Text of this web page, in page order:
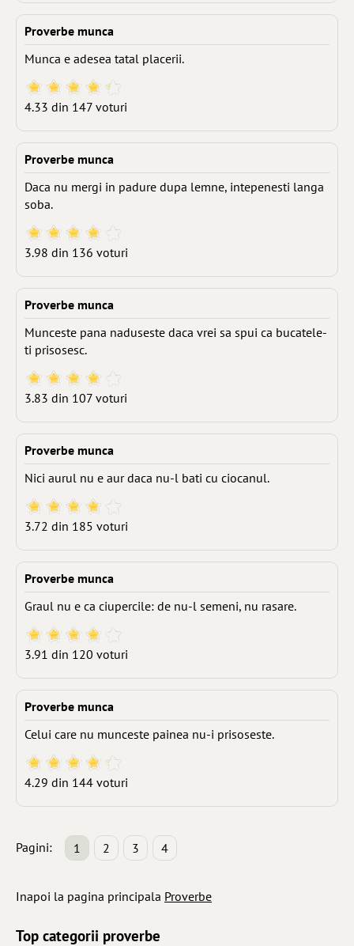
Proverbe munca
Munca e adesea tatal placerii.
4.33 din 147 voturi
Proverbe munca
Daca nu mergi in padure dupa lemne, intepenesti langa
soba.
3.98 din 136 voturi
Proverbe munca
Munceste pana naduseste daca vrei sa spui ca bucatele-
ti prisosesc.
3.83 din 107 voturi
Proverbe munca
Nici aurul nu e aur daca nu-l bati cu ciocanul.
3.72 din 185 voturi
Proverbe munca
Graul nu e ca ciupercile: de nu-l semeni, nu rasare.
3.91 din 120 voturi
Proverbe munca
Celui care nu munceste painea nu-i prisoseste.
4.29 din 144 voturi
Pagini: 1 2 3 4
Inapoi la pagina principala Proverbe
Top categorii proverbe